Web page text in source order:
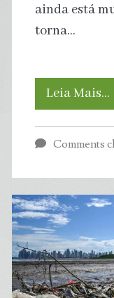
ainda está
torna…
Leia Mais…
Comments